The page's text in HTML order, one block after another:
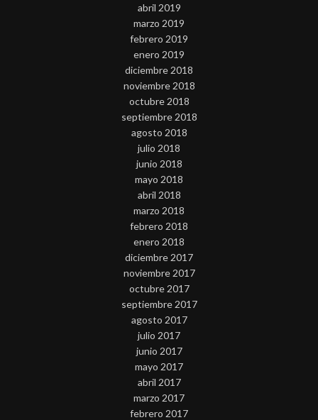
abril 2019
marzo 2019
febrero 2019
enero 2019
diciembre 2018
noviembre 2018
octubre 2018
septiembre 2018
agosto 2018
julio 2018
junio 2018
mayo 2018
abril 2018
marzo 2018
febrero 2018
enero 2018
diciembre 2017
noviembre 2017
octubre 2017
septiembre 2017
agosto 2017
julio 2017
junio 2017
mayo 2017
abril 2017
marzo 2017
febrero 2017